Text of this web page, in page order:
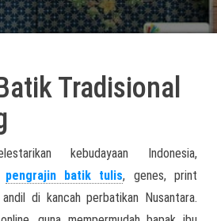
Tradisional
kebudayaan Indonesia,
pengrajin batik tulis, genes, print
di kancah perbatikan Nusantara.